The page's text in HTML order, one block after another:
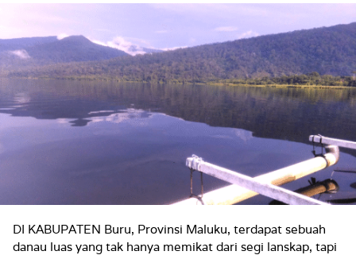
DI KABUPATEN Buru, Provinsi Maluku, terdapat sebuah
danau luas yang tak hanya memikat dari segi lanskap, tapi